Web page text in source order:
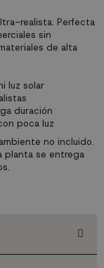
realista. Perfecta
sin
de alta
luz solar
duración
poca luz
no incluido.
planta se entrega